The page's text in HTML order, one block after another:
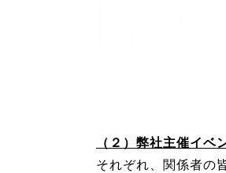
（２）弊社主催イベ
それぞれ、関係者の